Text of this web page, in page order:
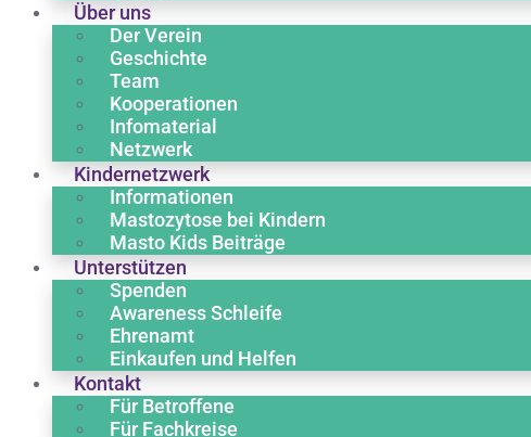
Über uns
Der Verein
Geschichte
Team
Kooperationen
Infomaterial
Netzwerk
Kindernetzwerk
Informationen
Mastozytose bei Kindern
Masto Kids Beiträge
Unterstützen
Spenden
Awareness Schleife
Ehrenamt
Einkaufen und Helfen
Kontakt
Für Betroffene
Für Fachkreise